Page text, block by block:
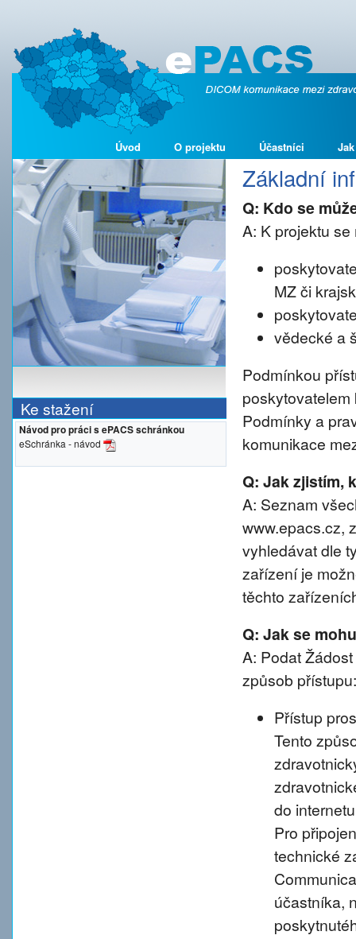
Úvod O projektu Účastníci
Ke stažení
Návod pro práci s ePACS schránkou
eSchránka - návod
Základní
Q: Kdo se
A: K projektu
MZ či
vědecké a
Podmínkou
poskytovatelem
Podmínky a
komunikace
Q: Jak zjistím,
A: Seznam
www.epacs.cz,
vyhledávat dle
zařízení je
těchto
Q: Jak se
A: Podat
způsob přístupu:
Přístup
Tento
do
Pro
technické
účastníka,